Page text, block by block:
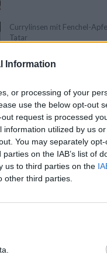
Information
or processing of your
use the below opt-out
request is processed
utilized by us
You may separately
on the IAB’s list of
us to third parties on the
other third parties.
Currylinsen mit Fenchel-
Tatar